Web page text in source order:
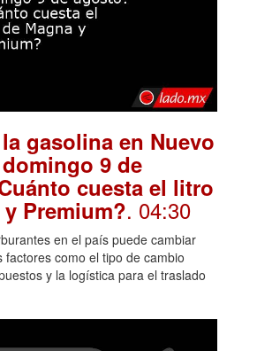
gasolina en Nuevo
9 de
cuesta el litro
Premium?. 04:30
en el país puede cambiar
factores como el tipo de cambio
y la logística para el traslado